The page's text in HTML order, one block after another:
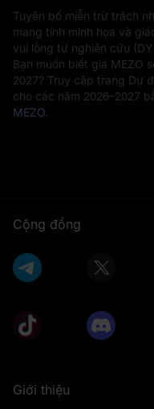
Tuyên bố miễn trừ trách
mang tính minh họa và
vui lòng tự nghiên cứu
Bạn muốn biết giá MEZO
2027? Truy cập trang Dự
cho các năm 2026–2027
MEZO
Cộng đồng
Giới thiệu